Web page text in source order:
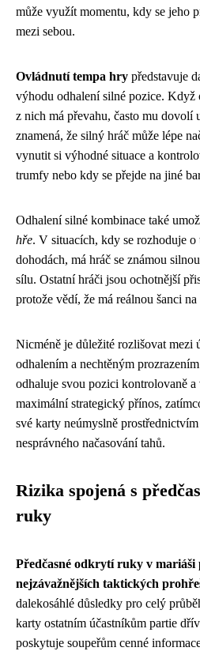
může využít momentu, kdy se jeho
mezi sebou.
Ovládnutí tempa hry představuje
výhodu odhalení silné pozice. Když
z nich má převahu, často mu dovolí
znamená, že silný hráč může lépe
vynutit si výhodné situace a
trumfy nebo kdy se přejde na jiné
Odhalení silné kombinace také
hře. V situacích, kdy se rozhoduje
dohodách, má hráč se známou
sílu. Ostatní hráči jsou ochotnější
protože vědí, že má reálnou šanci na
Nicméně je důležité rozlišovat mezi
odhalením a nechtěným
odhaluje svou pozici kontrolovaně
maximální strategický přínos,
své karty neúmyslně
nesprávného načasování tahů.
Rizika spojená s
ruky
Předčasné odkrytí ruky v mariáši
nejzávažnějších taktických
dalekosáhlé důsledky pro celý
karty ostatním účastníkům partie
poskytuje soupeřům cenné